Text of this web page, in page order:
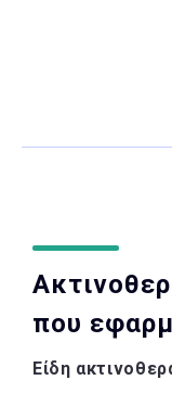
που
Είδη